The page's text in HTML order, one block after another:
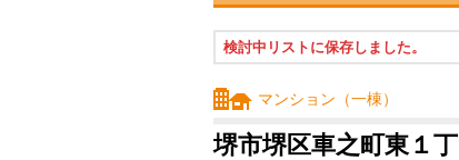
検討中リストに保存しました。
マンション（一棟）
堺市堺区車之町東１丁